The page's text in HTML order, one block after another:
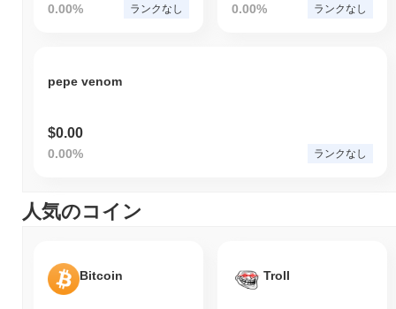
0.00% ランクなし 0.00% ランクなし
pepe venom
$0.00
0.00% ランクなし
人気のコイン
Bitcoin Troll